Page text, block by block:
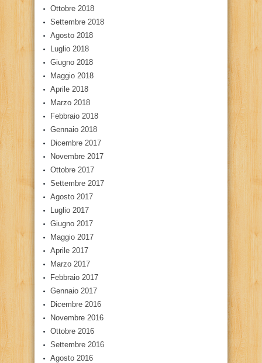
Ottobre 2018
Settembre 2018
Agosto 2018
Luglio 2018
Giugno 2018
Maggio 2018
Aprile 2018
Marzo 2018
Febbraio 2018
Gennaio 2018
Dicembre 2017
Novembre 2017
Ottobre 2017
Settembre 2017
Agosto 2017
Luglio 2017
Giugno 2017
Maggio 2017
Aprile 2017
Marzo 2017
Febbraio 2017
Gennaio 2017
Dicembre 2016
Novembre 2016
Ottobre 2016
Settembre 2016
Agosto 2016